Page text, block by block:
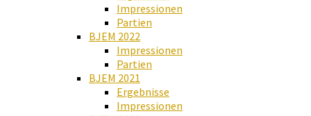
Impressionen
Partien
BJEM 2022
Impressionen
Partien
BJEM 2021
Ergebnisse
Impressionen